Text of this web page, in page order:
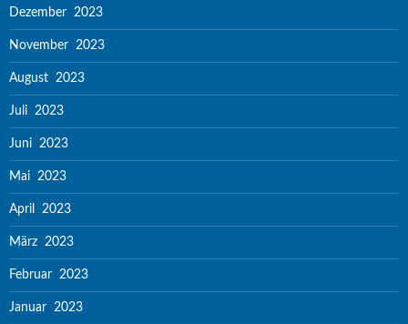
Dezember 2023
November 2023
August 2023
Juli 2023
Juni 2023
Mai 2023
April 2023
März 2023
Februar 2023
Januar 2023